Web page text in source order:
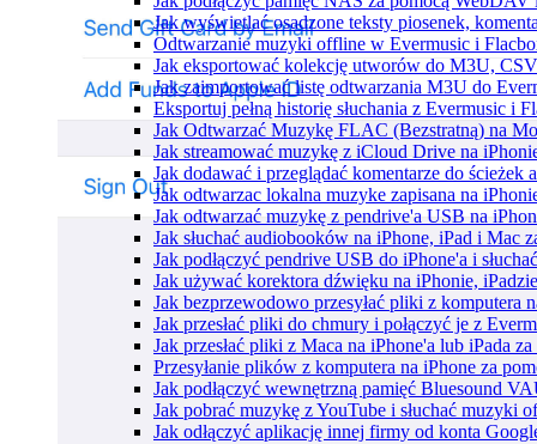
Jak wyświetlać osadzone teksty piosenek,
Odtwarzanie muzyki offline w Evermusic i
Jak eksportować kolekcję utworów do M3U,
Jak zaimportować listę odtwarzania M3U do
Eksportuj pełną historię słuchania z Evermusic i
Jak Odtwarzać Muzykę FLAC (Bezstratną) na
Jak streamować muzykę z iCloud Drive na
Jak dodawać i przeglądać komentarze do
Jak odtwarzac lokalna muzyke zapisana na
Jak odtwarzać muzykę z pendrive'a USB na
Jak słuchać audiobooków na iPhone, iPad i Mac
Jak podłączyć pendrive USB do iPhone'a i
Jak używać korektora dźwięku na iPhonie,
Jak bezprzewodowo przesyłać pliki z komputera
Jak przesłać pliki do chmury i połączyć je z
Jak przesłać pliki z Maca na iPhone'a lub iPada
Przesyłanie plików z komputera na iPhone za
Jak podłączyć wewnętrzną pamięć Bluesound
Jak pobrać muzykę z YouTube i słuchać muzyki
Jak odłączyć aplikację innej firmy od konta